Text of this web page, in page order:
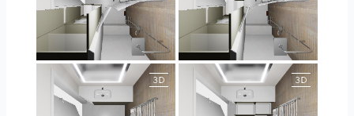
JEGOUX-PASSER JEGOUX-PASSER